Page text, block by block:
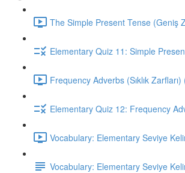
The Simple Present Tense (Geniş
Elementary Quiz 11: Simple
Frequency Adverbs (Sıklık
Elementary Quiz 12: Frequency
Vocabulary: Elementary Seviye
Vocabulary: Elementary Seviye